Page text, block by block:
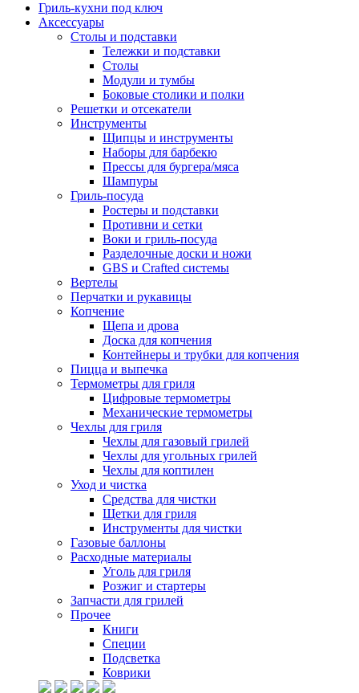
Гриль-кухни под ключ
Аксессуары
Столы и подставки
Тележки и подставки
Столы
Модули и тумбы
Боковые столики и полки
Решетки и отсекатели
Инструменты
Щипцы и инструменты
Наборы для барбекю
Прессы для бургера/мяса
Шампуры
Гриль-посуда
Ростеры и подставки
Противни и сетки
Воки и гриль-посуда
Разделочные доски и ножи
GBS и Crafted системы
Вертелы
Перчатки и рукавицы
Копчение
Щепа и дрова
Доска для копчения
Контейнеры и трубки для копчения
Пицца и выпечка
Термометры для гриля
Цифровые термометры
Механические термометры
Чехлы для гриля
Чехлы для газовый грилей
Чехлы для угольных грилей
Чехлы для коптилен
Уход и чистка
Средства для чистки
Щетки для гриля
Инструменты для чистки
Газовые баллоны
Расходные материалы
Уголь для гриля
Розжиг и стартеры
Запчасти для грилей
Прочее
Книги
Специи
Подсветка
Коврики